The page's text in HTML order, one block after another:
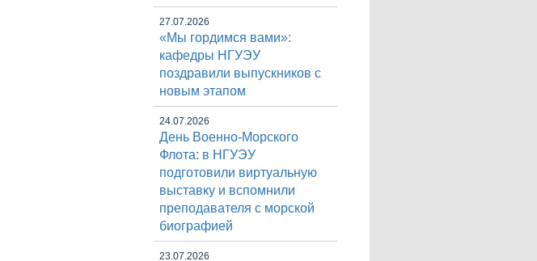
27.07.2026
«Мы гордимся вами»:
кафедры НГУЭУ
поздравили выпускников с
новым этапом
24.07.2026
День Военно-Морского
Флота: в НГУЭУ
подготовили виртуальную
выставку и вспомнили
преподавателя с морской
биографией
23.07.2026